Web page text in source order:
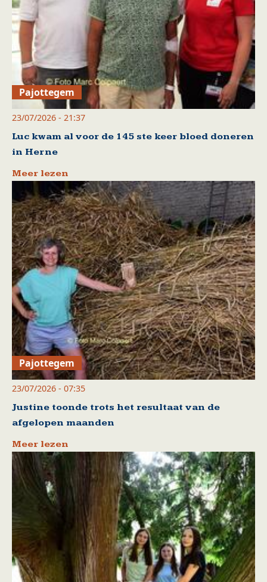
Pajottegem
23/07/2026 - 21:37
Luc kwam al voor de 145 ste keer bloed doneren
in Herne
Meer lezen
Pajottegem
23/07/2026 - 07:35
Justine toonde trots het resultaat van de
afgelopen maanden
Meer lezen